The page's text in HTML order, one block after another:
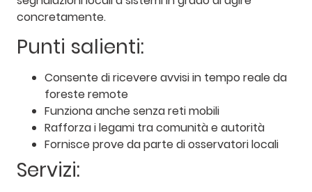
concretamente.
Punti salienti:
Consente di ricevere avvisi in tempo reale da
foreste remote
Funziona anche senza reti mobili
Rafforza i legami tra comunità e autorità
Fornisce prove da parte di osservatori locali
Servizi: